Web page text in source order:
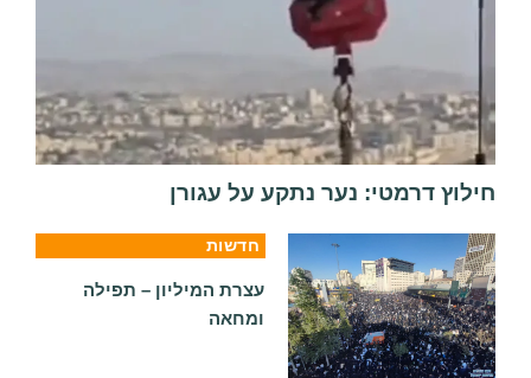
חילוץ דרמטי: נער נתקע על עגורן
חדשות
עצרת המיליון – תפילה
ומחאה